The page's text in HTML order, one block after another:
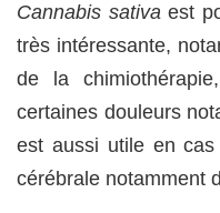
Cannabis sativaest
très intéressante,
de la
certaines douleurs
est aussi utile en cas
cérébrale notamment